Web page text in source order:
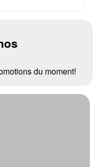
du moment!